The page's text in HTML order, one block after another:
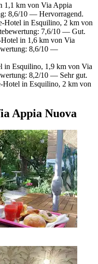
1,1 km von Via Appia
8,6/10 — Hervorragend.
Hotel in Esquilino, 2 km von
7,6/10 — Gut.
in 1,6 km von Via
8,6/10 —
in Esquilino, 1,9 km von Via
8,2/10 — Sehr gut.
in Esquilino, 2 km von
Appia Nuova